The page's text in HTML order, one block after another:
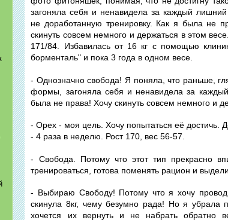
загоняла себя и ненавидела за каждый лишний
не доработанную тренировку. Как я была не
скинуть совсем немного и держаться в этом
171/84. Избавилась от 16 кг с помощью
борменталь" и пока 3 года в одном весе.
- Однозначно свобода! Я поняла, что раньше,
формы, загоняла себя и ненавидела за
была не права! Хочу скинуть совсем немного и
- Орех - моя цель. Хочу попытаться её достичь.
- 4 раза в неделю. Рост 170, вес 56-57.
- Свобода. Потому что этот тип прекрасно
тренироваться, готова поменять рацион и
- Выбираю Свободу! Потому что я хочу
скинула 8кг, чему безумно рада! Но я
хочется их вернуть и не набрать